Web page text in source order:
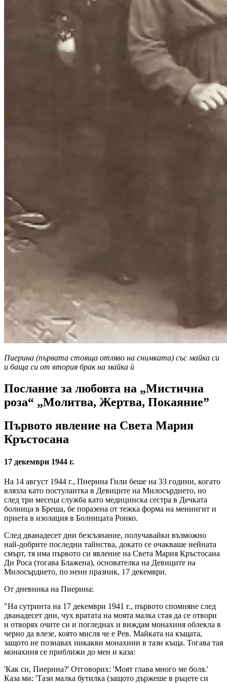
Пиерина (първата стояща отляво на снимката) със майка си
и баща си от втория брак на майка ѝ
Послание за любовта на „Мистична
роза“ „Молитва, Жертва, Покаяние”
Първото явление на Света Мария
Кръстосана
17 декември 1944 г.
На 14 август 1944 г., Пиерина Гили беше на 33 години, когато
влязла като постулантка в Девиците на Милосърдието, но
след три месеца служба като медицинска сестра в Дечката
болница в Бреша, бе поразена от тежка форма на менингит и
приета в изолация в Болницата Ронко.
След дванадесет дни безсъзнание, получавайки възможно
най-добрите последни тайнства, докато се очакваше нейната
смърт, тя има първото си явление на Света Мария Кръстосана
Ди Роса (тогава Блажена), основателка на Девиците на
Милосърдието, по неин празник, 17 декември.
От дневника на Пиерина:
"На сутринта на 17 декември 1941 г., първото спомняне след
дванадесет дни, чух вратата на моята малка стая да се отвори
и отворях очите си и погледнах и виждам монахиня облекла в
черно да влезе, която мисля че е Рев. Майката на къщата,
защото не познавах никакви монахини в тази къща. Тогава тая
монахиня се приближи до мен и каза:
'Как си, Пиерина?' Отговорих: 'Моят глава много ме боля.'
Каза ми: 'Тази малка бутилка (защото държеше в ръцете си